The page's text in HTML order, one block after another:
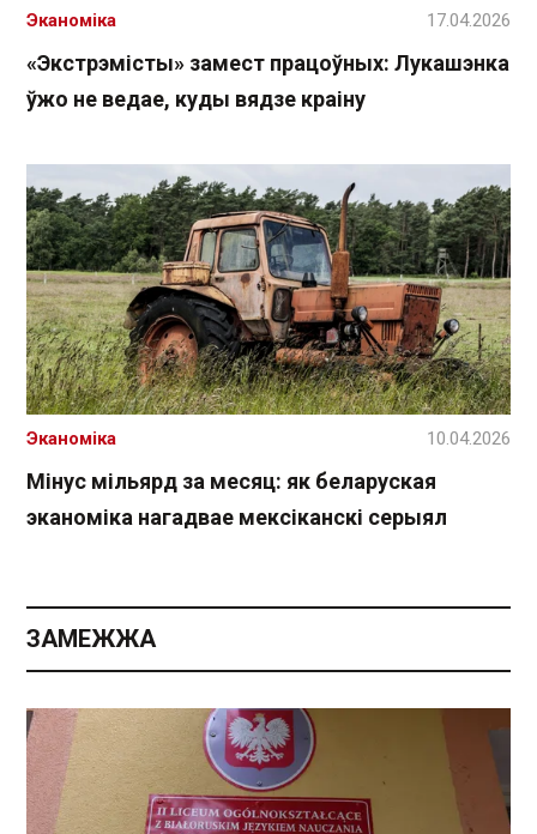
«Экстрэмісты» замест працоўных: Лукашэнка
ўжо не ведае, куды вядзе краіну
Эканоміка 17.04.2026
Мінус мільярд за месяц: як беларуская
эканоміка нагадвае мексіканскі серыял
Эканоміка 10.04.2026
ЗАМЕЖЖА